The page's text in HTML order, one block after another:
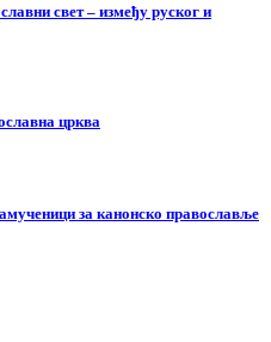
свет – између руског и
црква
за канонско православље